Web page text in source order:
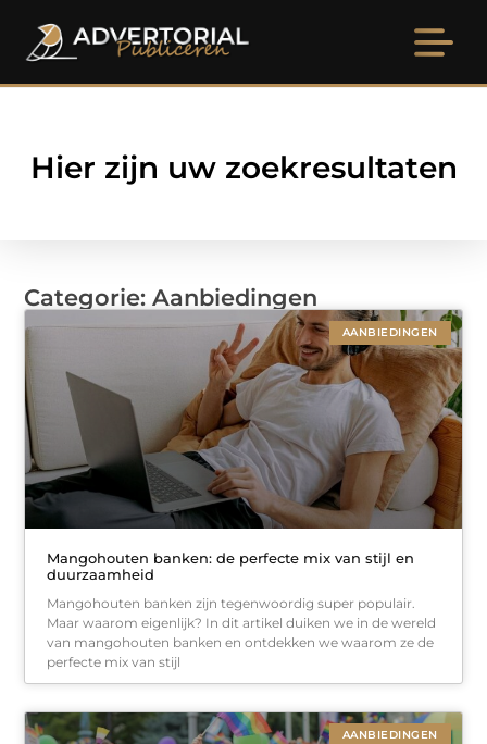
Hier zijn uw zoekresultaten
Categorie: Aanbiedingen
AANBIEDINGEN
Mangohouten banken: de perfecte mix van stijl en
duurzaamheid
Mangohouten banken zijn tegenwoordig super populair.
Maar waarom eigenlijk? In dit artikel duiken we in de wereld
van mangohouten banken en ontdekken we waarom ze de
perfecte mix van stijl
AANBIEDINGEN